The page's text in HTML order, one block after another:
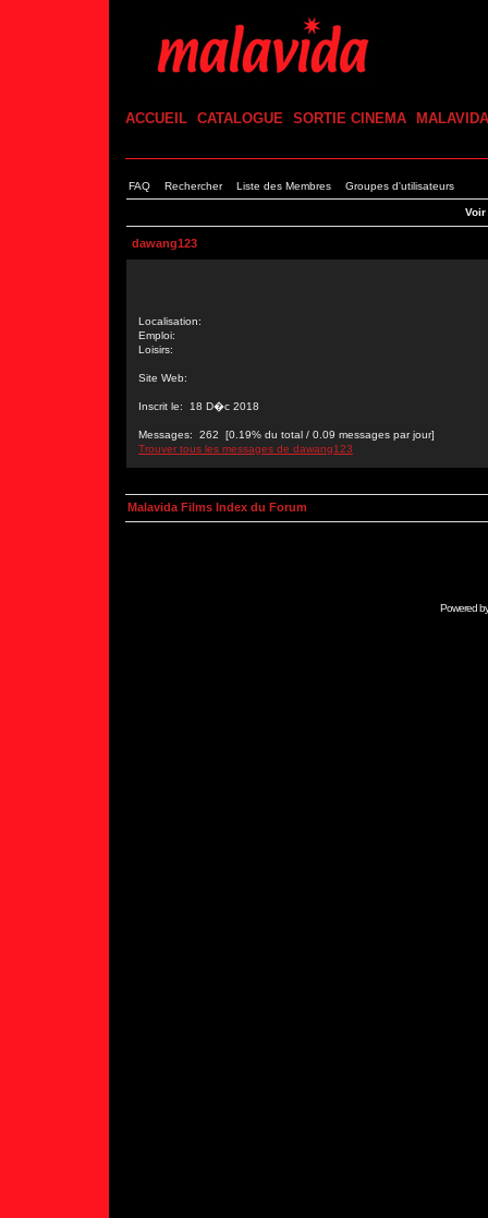
ACCUEIL CATALOGUE SORTIE CINEMA MALAVIDA
FAQ Rechercher Liste des Membres Groupes d'utilisateurs
dawang123
Localisation:
Emploi:
Loisirs:
Site Web:
Inscrit le: 18 D�c 2018
Messages: 262 [0.19% du total / 0.09 messages par jour]
Trouver tous les messages de dawang123
Malavida Films Index du Forum
Powered